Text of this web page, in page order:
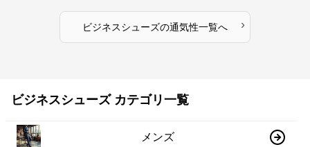
ビジネスシューズの通気性一覧へ ›
ビジネスシューズ カテゴリ一覧
メンズ